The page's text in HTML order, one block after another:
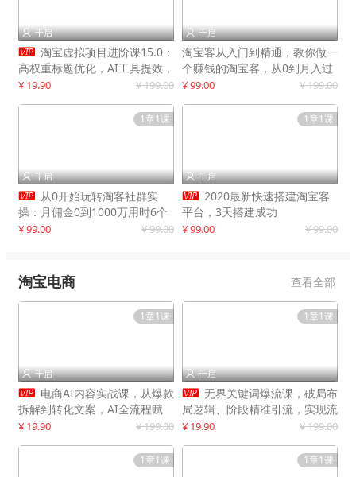
 千启
 淘宝虚拟项目进阶课15.0：
高权重标题优化，AI工具提效，
自动盈利模式搭建
¥ 19.90 ¥ 199.00
 千启
淘宝客从入门到精通，教你做一
个赚钱的淘宝客，从0到月入过
万
¥ 99.00 ¥ 199.00
1章1课
 千启
 从0开始玩转淘客社群实
操：月佣金0到1000万用时6个
月
¥ 99.00 ¥ 99.00
1章1课
 千启
 2020最新快速搭建淘宝客
平台，3天搭建成功
¥ 99.00 ¥ 99.00
淘宝电商 查看全部
1章1课
 千启
 电商AI内容实战课，从爆款
拆解到转化文案，AI全流程赋
能，解放人力，单月节省内容成
¥ 19.90 ¥ 199.00
1章1课
 千启
 无界关键词爆流课，破局布
局逻辑、阶段精准引流，实现流
量翻倍，店铺业绩增长50%+
¥ 19.90 ¥ 199.00
1章1课 1章1课